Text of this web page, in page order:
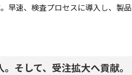
早速、検査プロセスに導入し、製
そして、受注拡大へ貢献。